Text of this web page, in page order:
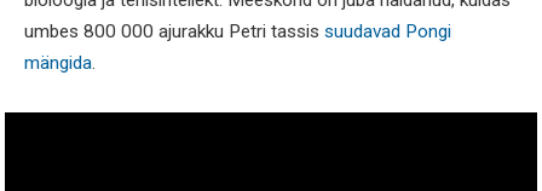
umbes 800 000 ajurakku Petri tassis suudavad Pongi
mängida.